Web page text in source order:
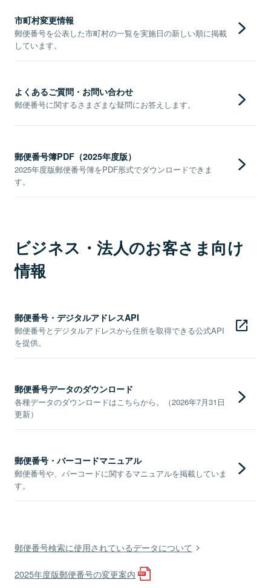
市町村変更情報
郵便番号を公表した市町村の一覧を実施日の新しい順に掲載
しています。
よくあるご質問・お問い合わせ
郵便番号に関するさまざまな疑問にお答えします。
郵便番号簿PDF（2025年度版）
2025年度版郵便番号簿をPDF形式でダウンロードできま
す。
ビジネス・法人のお客さま向け
情報
郵便番号・デジタルアドレスAPI
郵便番号とデジタルアドレスから住所を取得できる公式API
を提供。
郵便番号データのダウンロード
各種データのダウンロードはこちらから。（2026年7月31日
更新）
郵便番号・バーコードマニュアル
郵便番号や、バーコードに関するマニュアルを掲載していま
す。
郵便番号検索に使用されているデータについて
2025年度版郵便番号の変更案内